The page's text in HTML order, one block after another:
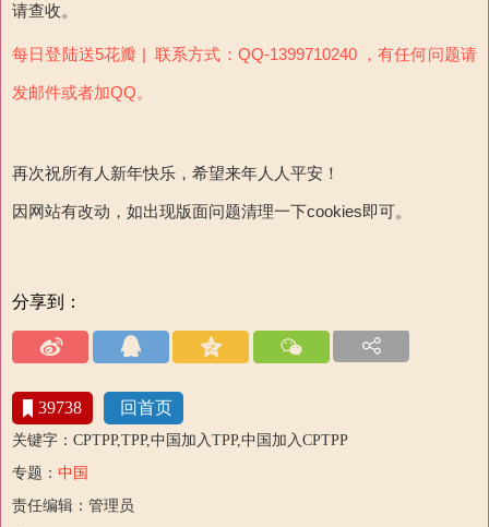
请查收。
每日登陆送5花瓣 | 联系方式：QQ-1399710240 ，有任何问题请
发邮件或者加QQ。
再次祝所有人新年快乐，希望来年人人平安！
因网站有改动，如出现版面问题清理一下cookies即可。
分享到：
39738 回首页
关键字：CPTPP,TPP,中国加入TPP,中国加入CPTPP
专题： 中国
责任编辑：管理员